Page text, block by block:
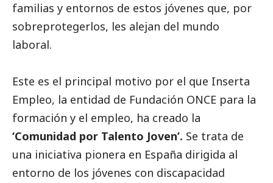
familias y entornos de estos jóvenes que, por
sobreprotegerlos, les alejan del mundo
laboral.
Este es el principal motivo por el que Inserta
Empleo, la entidad de Fundación ONCE para la
formación y el empleo, ha creado la
‘Comunidad por Talento Joven’. Se trata de
una iniciativa pionera en España dirigida al
entorno de los jóvenes con discapacidad